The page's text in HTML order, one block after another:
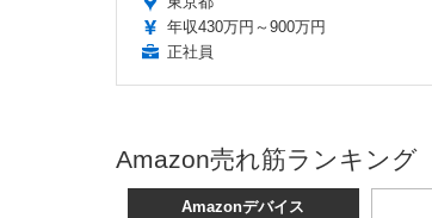
年収430万円～900万円
正社員
Amazon売れ筋ランキング
Amazonデバイス